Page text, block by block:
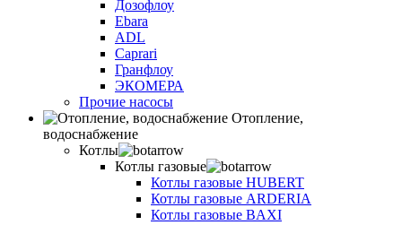
Дозофлоу
Ebara
ADL
Caprari
Гранфлоу
ЭКОМЕРА
Прочие насосы
Отопление,
водоснабжение
Котлы
Котлы газовые
Котлы газовые HUBERT
Котлы газовые ARDERIA
Котлы газовые BAXI